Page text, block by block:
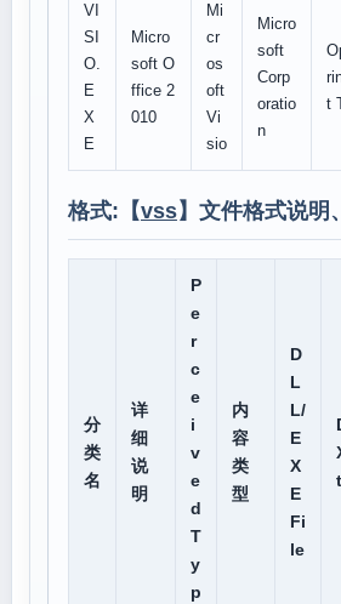
VI
SI
O.
E
X
E
Micro
soft O
ffice 2
010
Mi
cr
os
oft
Vi
sio
Micro
soft
Corp
oratio
n
t
格式:【vss】文件格式说明
分
类
名
详
细
说
明
P
e
r
c
e
i
v
e
d
T
y
p
内
容
类
型
D
L
L/
E
X
E
Fi
le